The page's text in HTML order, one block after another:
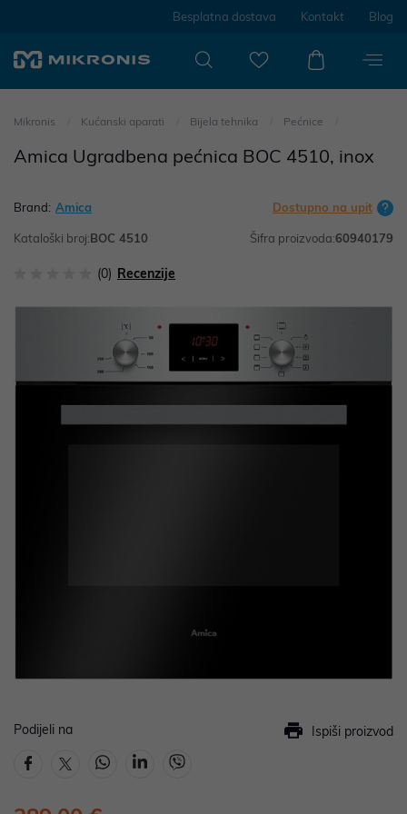
Besplatna dostava Kontakt Blog
Mikronis Kućanski aparati Bijela tehnika Pećnice
Amica Ugradbena pećnica BOC 4510, inox
Brand: Amica Dostupno na upit
Kataloški broj:BOC 4510 Šifra proizvoda:60940179
(0) Recenzije
Podijeli na Ispiši proizvod